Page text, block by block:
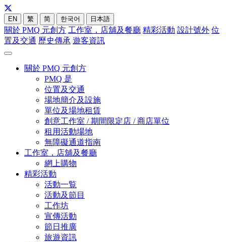
EN 繁 简 한국어 日本語
關於 PMQ 元創方 工作室，店舖及餐廳 精彩活動 設計號外 位
置及交通 歷史傳承 遊客資訊
關於 PMQ 元創方
PMQ 是
位置及交通
場地簡介及設施
單位及場地租賃
創意工作室 / 期間限定店 / 商店單位
租用活動場地
無障礙通道指南
工作室，店舖及餐廳
網上購物
精彩活動
活動一覧
活動及節目
工作坊
宣傳活動
節日推廣
旅遊資訊